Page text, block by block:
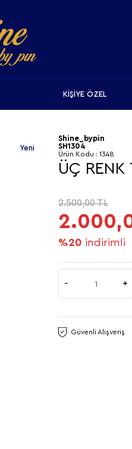
KİŞİYE ÖZEL
Yeni
Shine_bypin
SH1304
Ürün Kodu :1348
ÜÇ RENK
2.500,00TL
%20 indirimli
Güvenli Alışveriş